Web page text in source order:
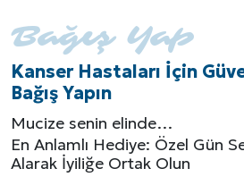
Bağış Yap
Kanser Hastaları İçin
Bağış Yapın
Mucize senin elinde…
En Anlamlı Hediye: Özel Gün
Alarak İyiliğe Ortak Olun